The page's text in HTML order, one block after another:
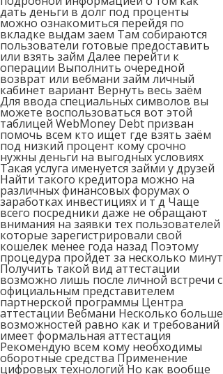
дать деньги в долг под проценты
можно ознакомиться перейдя по
вкладке выдам заем Там собираются
пользователи готовые предоставить
или взять займ Далее перейти к
операции Выполнить очередной
возврат или вебмани займ личный
кабинет вариант Вернуть весь заём
Для ввода специальных символов вы
можете воспользоваться вот этой
таблицей WebMoney Debt призван
помочь всем кто ищет где взять заём
под низкий процент кому срочно
нужны деньги на выгодных условиях
Такая услуга именуется займи у друзей
Найти такого кредитора можно на
различных финансовых форумах о
заработках инвестициях и т д Чаще
всего посредники даже не обращают
внимания на заявки тех пользователей
которые зарегистрировали свой
кошелек менее года назад Поэтому
процедура пройдет за несколько минут
Получить такой вид аттестации
возможно лишь после личной встречи с
официальным представителем
партнерской программы Центра
аттестации Вебмани Несколько больше
возможностей равно как и требований
имеет формальная аттестация
Рекомендую всем кому необходимы
оборотные средства Применение
цифровых технологий Но как вообще